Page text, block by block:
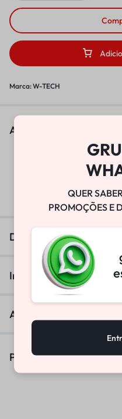
Marca:W-TECH
As pessoas também
BOMBA DE
Descrição
Informação adicional
Avaliações (0)
Produtos Similares
QUER
PROMOÇÕES E